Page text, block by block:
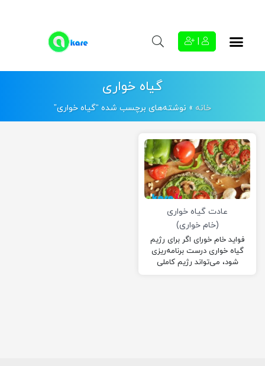
گیاه خواری
خانه » نوشته‌های برچسب شده “گیاه خواری”
عادت گیاه خواری
(خام خواری)
فواید خام خورای اگر برای رژیم
گیاه خواری درست برنامه‌ریزی
شود، می‌تواند رژیم کاملی